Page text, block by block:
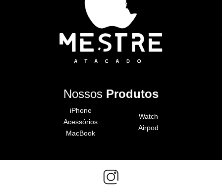
Nossos Produtos
iPhone
Acessórios
MacBook
Watch
Airpod